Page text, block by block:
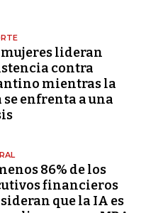
mujeres lideran
contra
mientras la
se enfrenta a una
86% de los
financieros
que la IA es